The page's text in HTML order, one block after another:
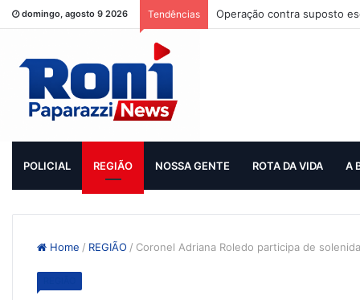
domingo, agosto 9 2026 Tendências Operação contra suposto
POLICIAL REGIÃO NOSSA GENTE ROTA DA VIDA A
Home / REGIÃO / Coronel Adriana Roledo participa de